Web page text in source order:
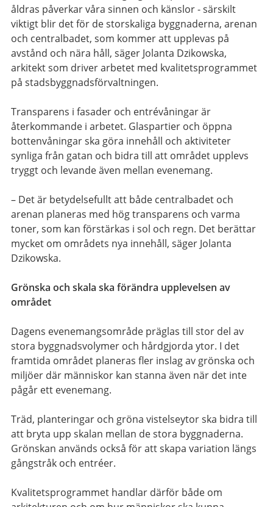
åldras påverkar våra sinnen och känslor - särskilt
viktigt blir det för de storskaliga byggnaderna, arenan
och centralbadet, som kommer att upplevas på
avstånd och nära håll, säger Jolanta Dzikowska,
arkitekt som driver arbetet med kvalitetsprogrammet
på stadsbyggnadsförvaltningen.
Transparens i fasader och entrévåningar är
återkommande i arbetet. Glaspartier och öppna
bottenvåningar ska göra innehåll och aktiviteter
synliga från gatan och bidra till att området upplevs
tryggt och levande även mellan evenemang.
– Det är betydelsefullt att både centralbadet och
arenan planeras med hög transparens och varma
toner, som kan förstärkas i sol och regn. Det berättar
mycket om områdets nya innehåll, säger Jolanta
Dzikowska.
Grönska och skala ska förändra upplevelsen av
området
Dagens evenemangsområde präglas till stor del av
stora byggnadsvolymer och hårdgjorda ytor. I det
framtida området planeras fler inslag av grönska och
miljöer där människor kan stanna även när det inte
pågår ett evenemang.
Träd, planteringar och gröna vistelseytor ska bidra till
att bryta upp skalan mellan de stora byggnaderna.
Grönskan används också för att skapa variation längs
gångstråk och entréer.
Kvalitetsprogrammet handlar därför både om